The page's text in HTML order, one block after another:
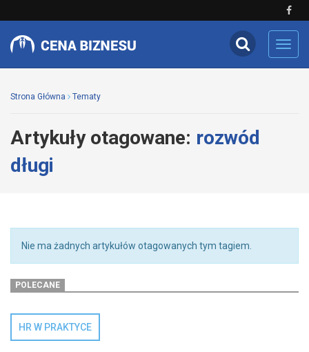
Strona Główna Tematy
Artykuły otagowane: rozwód
długi
Nie ma żadnych artykułów otagowanych tym tagiem.
POLECANE
HR W PRAKTYCE